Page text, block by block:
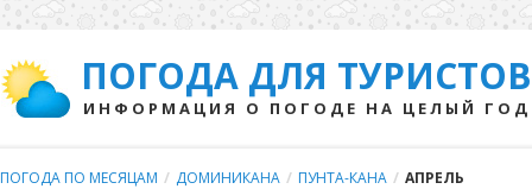
ПОГОДА ДЛЯ ТУРИСТОВ
ИНФОРМАЦИЯ О ПОГОДЕ НА ЦЕЛЫЙ ГОД
ПОГОДА ПО МЕСЯЦАМ / ДОМИНИКАНА / ПУНТА-КАНА / АПРЕЛЬ